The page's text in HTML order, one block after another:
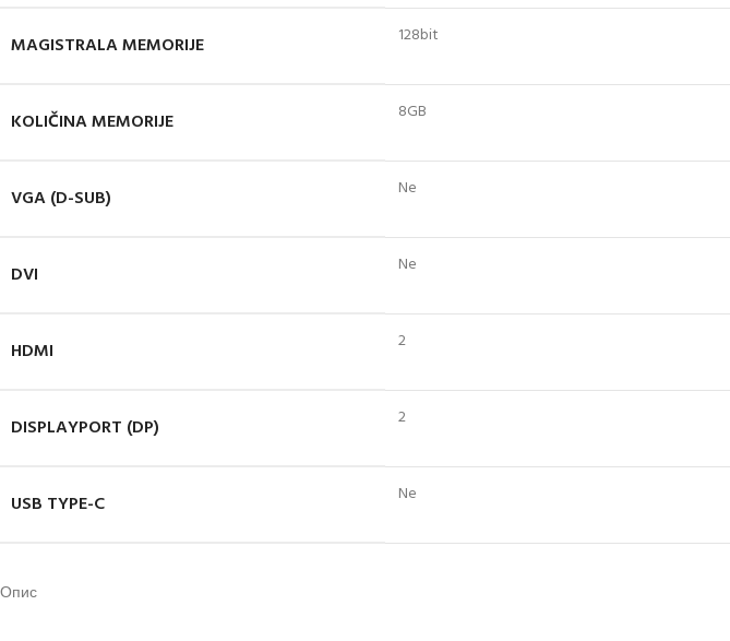
MAGISTRALA MEMORIJE 128bit
KOLIČINA MEMORIJE 8GB
VGA (D-SUB) Ne
DVI Ne
HDMI 2
DISPLAYPORT (DP) 2
USB TYPE-C Ne
Опис